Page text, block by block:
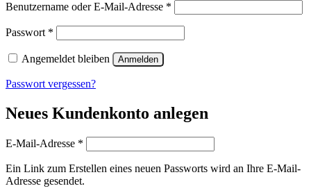
Benutzername oder E-Mail-Adresse *
Passwort *
Angemeldet bleiben Anmelden
Passwort vergessen?
Neues Kundenkonto anlegen
E-Mail-Adresse *
Ein Link zum Erstellen eines neuen Passworts wird an Ihre E-Mail-
Adresse gesendet.